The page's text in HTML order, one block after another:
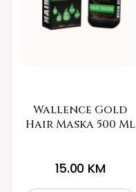
Wallence Gold
Hair Maska 500 Ml
15.00 KM